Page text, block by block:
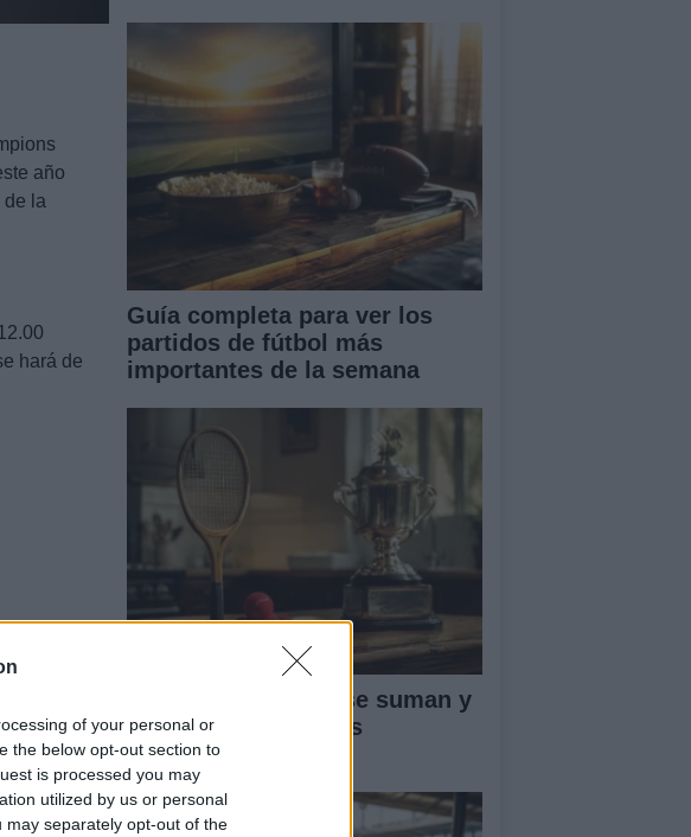
of your personal or
the below opt-out section to
is processed you may
utilized by us or personal
may separately opt-out of the
año
de la
hará de
Guía completa para ver los
partidos de fútbol más
importantes de la semana
Puntos ATP: cómo se suman y
defienden en el tenis
profesional